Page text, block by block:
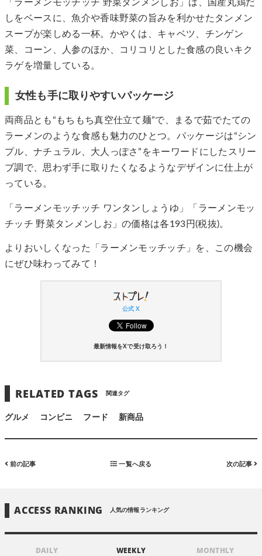
「ラーメンモッチッチ 野菜タンメンしお」は、国産丸鶏だ
しをベースに、魚介や香味野菜の旨みを利かせたタンメン
スープが楽しめる一杯。かやくは、キャベツ、チンゲン
菜、コーン、人参のほか、コリコリとした食感の良いキク
ラゲを増量している。
女性も手に取りやすいパッケージ
両商品とも“もちもち真空仕立て麺”で、まるで茹でたての
ラーメンのような食感も魅力のひとつ。パッケージは“シン
プル、ナチュラル、大人っぽさ”をキーワードにしたスリー
ブ調で、思わず手に取りたくなるようなデザインに仕上が
っている。
「ラーメンモッチッチ ワンタンしょうゆ」「ラーメンモッ
チッチ 野菜タンメンしお」の価格は各193円(税抜)。
よりおいしくなった「ラーメンモッチッチ」を、この機会
にぜひ味わってみて！
公式 X
最新情報をXで受け取ろう！
RELATED TAGS 関連タグ
グルメ コンビニ フード 新商品
前の記事 一覧へ戻る 次の記事
ACCESS RANKING 人気の情報ランキング
DAILY WEEKLY MONTHLY